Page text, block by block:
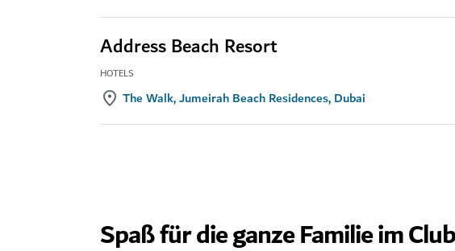
Address Beach Resort
HOTELS
The Walk, Jumeirah Beach Residences, Dubai
Spaß für die ganze Familie im